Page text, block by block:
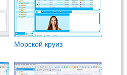
Морской круиз